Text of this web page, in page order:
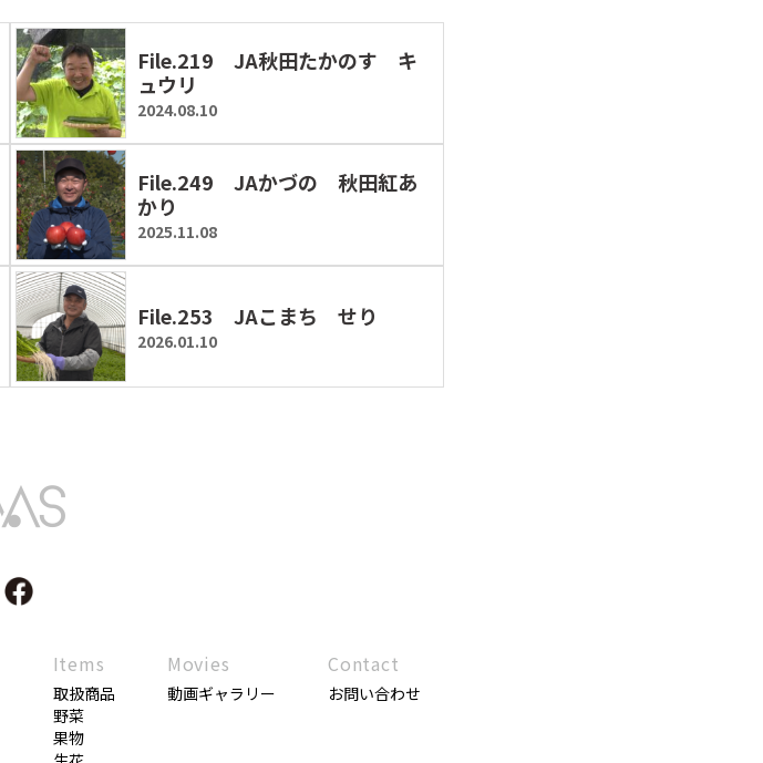
File.219 JA秋田たかのす キ
ュウリ
2024.08.10
File.249 JAかづの 秋田紅あ
かり
2025.11.08
File.253 JAこまち せり
2026.01.10
Items
取扱商品
野菜
果物
Movies
動画ギャラリー
Contact
お問い合わせ